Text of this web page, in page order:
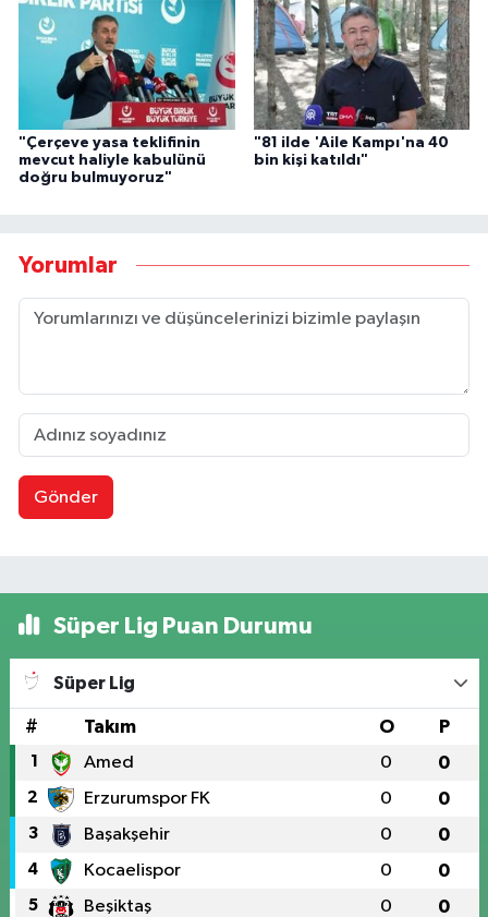
"Çerçeve yasa teklifinin
mevcut haliyle kabulünü
doğru bulmuyoruz"
"81 ilde 'Aile Kampı'na 40
bin kişi katıldı"
Yorumlar
Gönder
Süper Lig Puan Durumu
Süper Lig
# Takım O P
1 Amed 0 0
2 Erzurumspor FK 0 0
3 Başakşehir 0 0
4 Kocaelispor 0 0
5 Beşiktaş 0 0